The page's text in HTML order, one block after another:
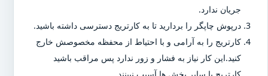
جریان ندارد.
درپوش چاپگر را بردارید تا به کارتریج دسترسی داشته باشید.
کارتریج را به آرامی و با احتیاط از محفظه مخصوصش خارج
کنید.این کار نیاز به فشار و زور ندارد پس مراقب باشید